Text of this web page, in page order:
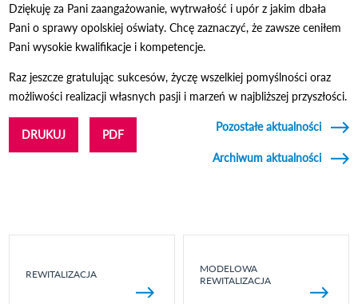
Dziękuję za Pani zaangażowanie, wytrwałość i upór z jakim dbała
Pani o sprawy opolskiej oświaty. Chcę zaznaczyć, że zawsze ceniłem
Pani wysokie kwalifikacje i kompetencje.
Raz jeszcze gratulując sukcesów, życzę wszelkiej pomyślności oraz
możliwości realizacji własnych pasji i marzeń w najbliższej przyszłości.
DRUKUJ PDF
Pozostałe aktualności
Archiwum aktualności
REWITALIZACJA
MODELOWA
REWITALIZACJA